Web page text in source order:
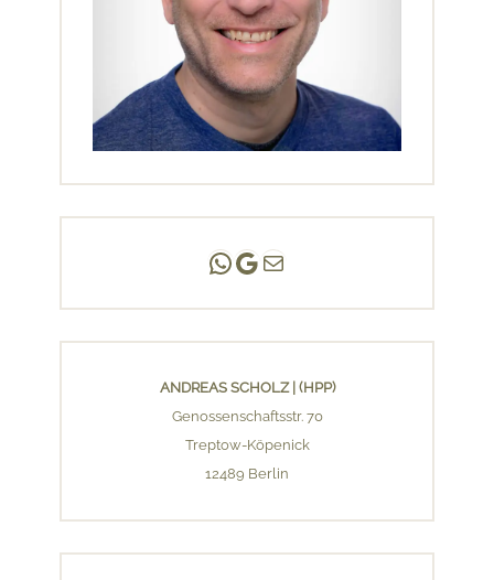
Andreas Scholz | (HPP)
Praxis Adlershof
E-Mail an mich ...
ANDREAS SCHOLZ | (HPP)
Genossenschaftsstr. 70
Treptow-Köpenick
12489 Berlin